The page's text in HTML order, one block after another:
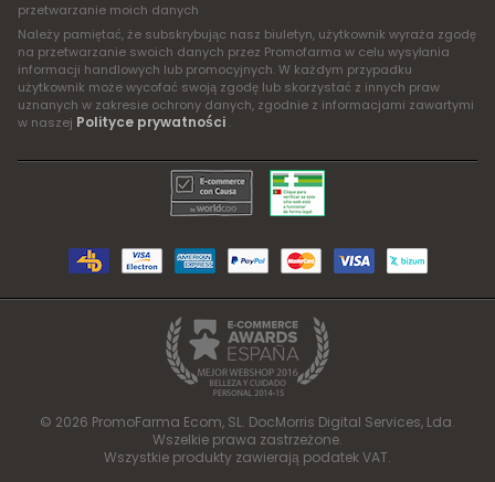
przetwarzanie moich danych
Należy pamiętać, że subskrybując nasz biuletyn, użytkownik wyraża zgodę
na przetwarzanie swoich danych przez Promofarma w celu wysyłania
informacji handlowych lub promocyjnych. W każdym przypadku
użytkownik może wycofać swoją zgodę lub skorzystać z innych praw
uznanych w zakresie ochrony danych, zgodnie z informacjami zawartymi
w naszej Polityce prywatności .
© 2026 PromoFarma Ecom, SL. DocMorris Digital Services, Lda.
Wszelkie prawa zastrzeżone.
Wszystkie produkty zawierają podatek VAT.